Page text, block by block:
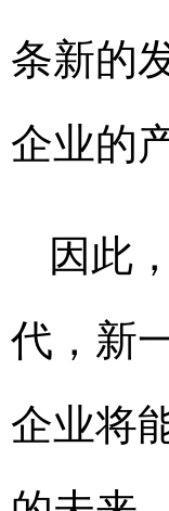
条新的
企业的
因此
代，新
企业将